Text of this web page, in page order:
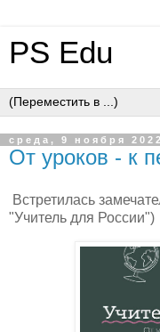
PS Edu
среда, 9 ноября
От уроков - к
Встретилась
"Учитель для России")